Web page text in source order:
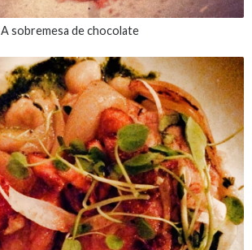
A sobremesa de chocolate